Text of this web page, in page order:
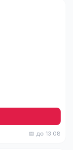
📅 до 13.08